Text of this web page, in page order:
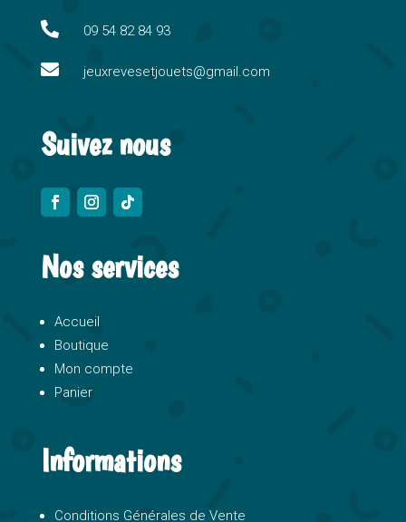
i
e
 09 54 82 84 93
 jeuxrevesetjouets@gmail.com
Suivez nous
Nos services
Accueil
Boutique
Mon compte
Panier
Informations
Conditions Générales de Vente